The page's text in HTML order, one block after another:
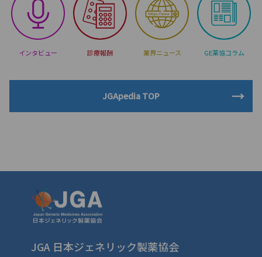
インタビュー 診療報酬 業界ニュース GE薬協コラム
JGApedia TOP
JGA 日本ジェネリック製薬協会